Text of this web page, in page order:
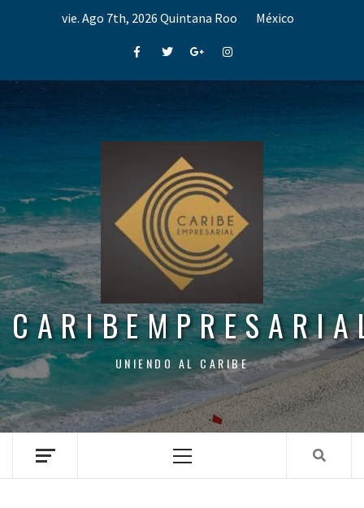
vie. Ago 7th, 2026 Quintana Roo México
FacebookTwitterGoogle+Instagram
UNIENDO AL CARIBE
Menu